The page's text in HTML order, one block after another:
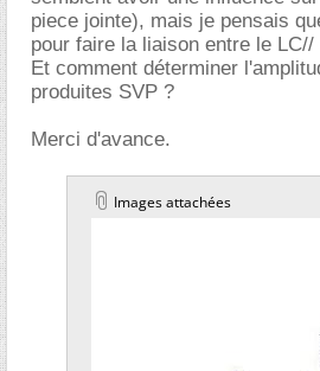
piece jointe), mais je pensais
pour faire la liaison entre le LC//
Et comment déterminer
produites SVP ?
Merci d'avance.
Images attachées